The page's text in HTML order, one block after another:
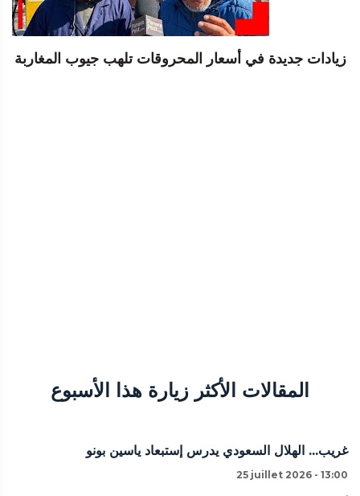
زيادات جديدة في أسعار المحروقات تلهب جيوب المغاربة
المقالات الأكثر زيارة هذا الأسبوع
غريب... الهلال السعودي يدرس إستبعاد ياسين بونو
25 juillet 2026 - 13:00